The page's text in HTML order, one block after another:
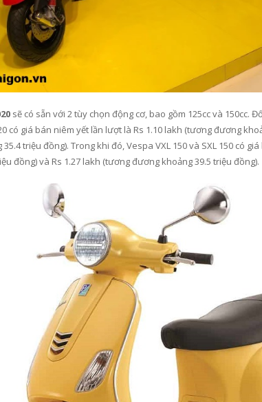
sẽ có sẵn với 2 tùy chọn động cơ, bao gồm 125cc và 150cc.
có giá bán niêm yết lần lượt là Rs 1.10 lakh (tương đương
triệu đồng). Trong khi đó, Vespa VXL 150 và SXL 150 có
đồng) và Rs 1.27 lakh (tương đương khoảng 39.5 triệu đồng).